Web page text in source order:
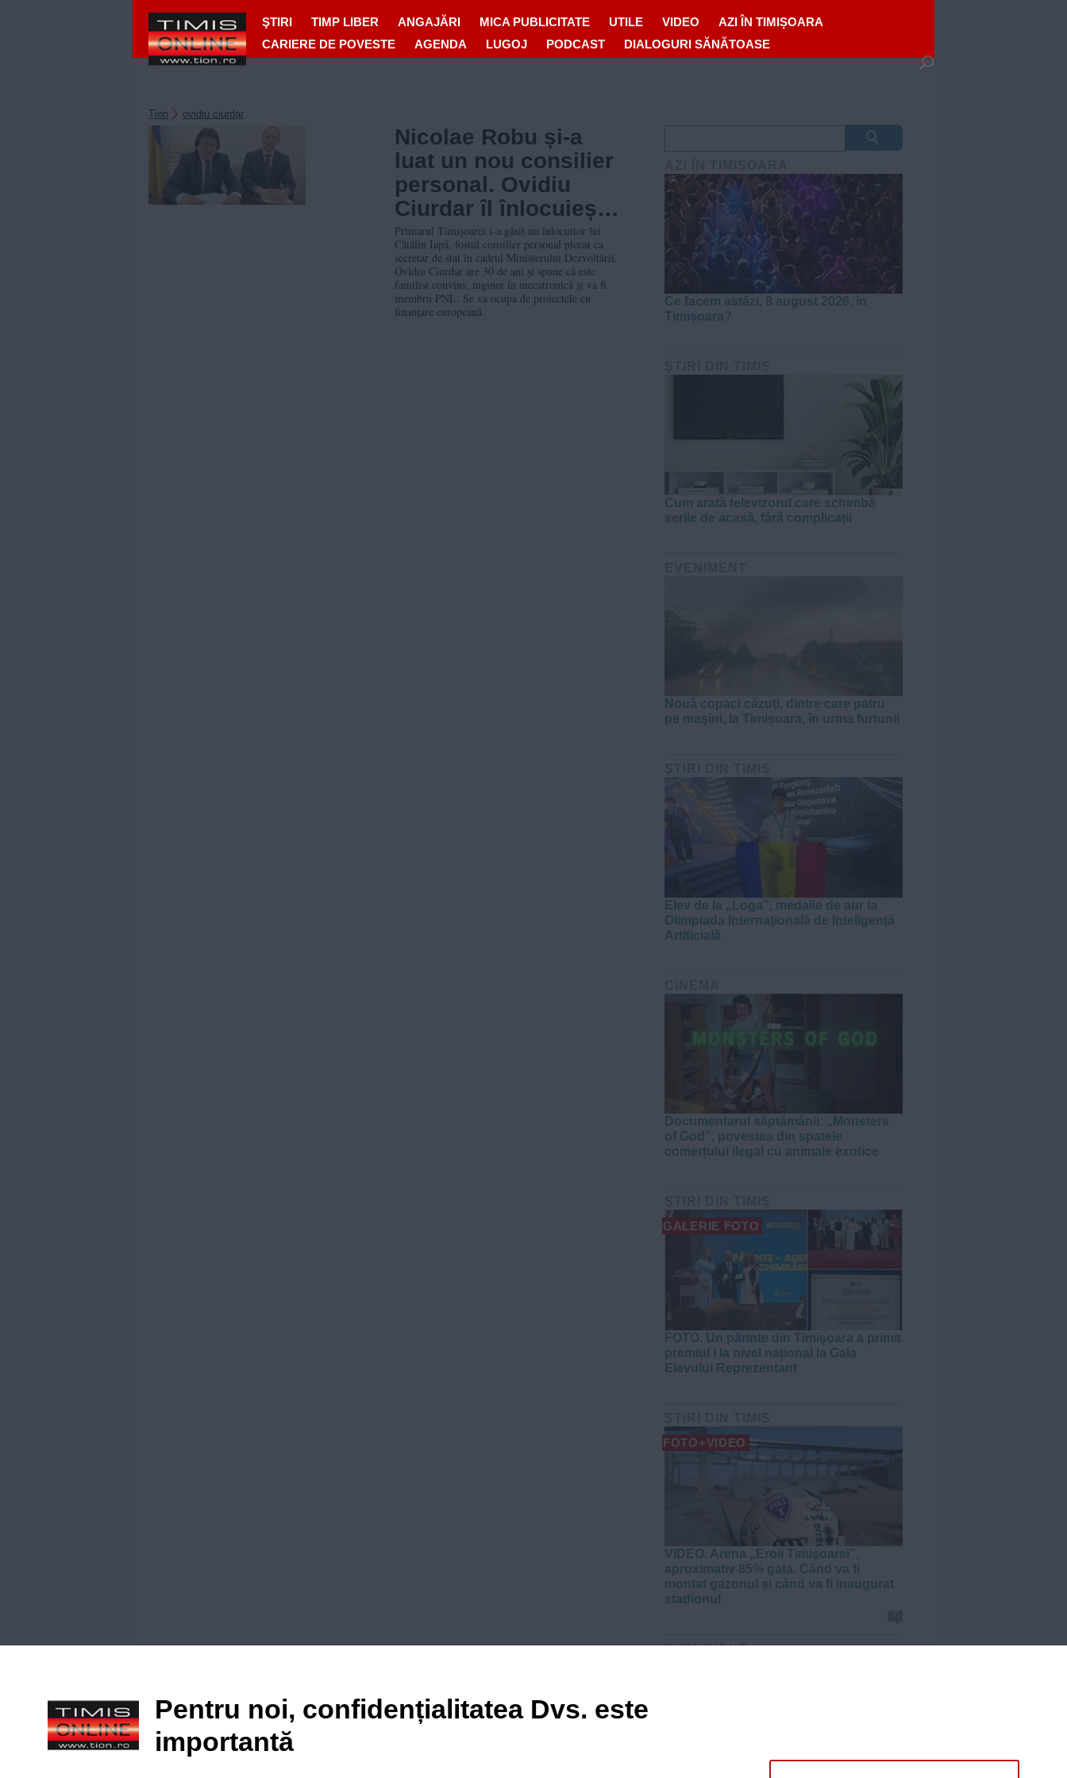
ŞTIRI TIMP LIBER ANGAJĂRI MICA PUBLICITATE UTILE VIDEO
AZI ÎN TIMIȘOARA
CARIERE DE POVESTE
AGENDA LUGOJ PODCAST DIALOGURI SĂNĂTOASE
Tion ovidiu ciurdar
Nicolae Robu și-a
luat un nou consilier
personal. Ovidiu
Ciurdar îl înlocuiește
pe Cătălin Iapă
Primarul Timișoarei i-a găsit un înlocuitor lui
Cătălin Iapă, fostul consilier personal plecat ca
secretar de stat în cadrul Ministerului Dezvoltării.
Ovidiu Ciurdar are 30 de ani și spune că este
familist convins, inginer în mecatronică și va fi
membru PNL. Se va ocupa de proiectele cu
finanțare europeană.
Ce facem astăzi, 8 august 2026, în
Timișoara?
Cum arată televizorul care schimbă
serile de acasă, fără complicații
Nouă copaci căzuți, dintre care patru
pe mașini, la Timișoara, în urma furtunii
Elev de la „Loga”, medalie de aur la
Olimpiada Internațională de Inteligență
Artificială
Documentarul săptămânii: „Monsters
of God”, povestea din spatele
comerțului ilegal cu animale exotice
GALERIE FOTO
FOTO. Un părinte din Timișoara a primit
premiul I la nivel național la Gala
Elevului Reprezentant
FOTO+VIDEO
VIDEO. Arena „Eroii Timișoarei”,
aproximativ 85% gata. Când va fi
montat gazonul și când va fi inaugurat
stadionul
EVENIMENT
Pentru noi, confidențialitatea Dvs. este
importantă